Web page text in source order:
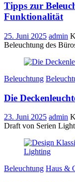
Tipps zur
Funktionalität
25. Juni 2025 admin
Beleuchtung des
Beleuchtung
Die
23. Juni 2025 admin
Draft von Serien
Beleuchtung Haus &